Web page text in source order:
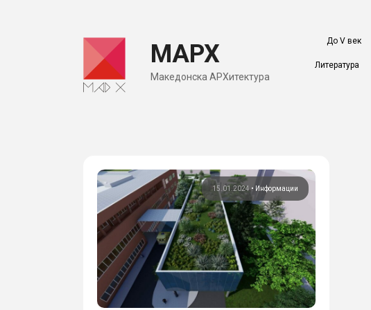
МАРХ
Македонска АРХитектура
До V век
Литература
15.01.2024 • Информации